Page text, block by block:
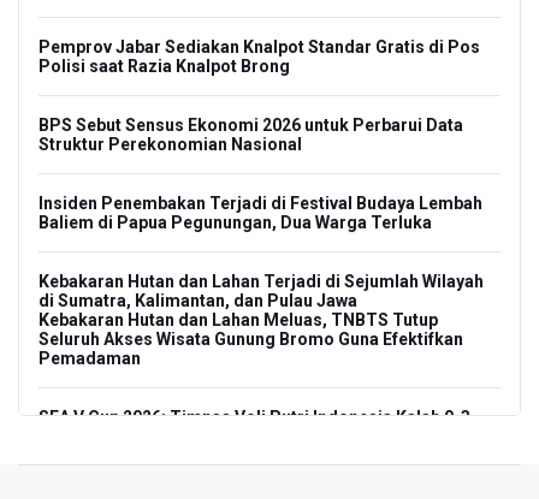
Pemprov Jabar Sediakan Knalpot Standar Gratis di Pos
Polisi saat Razia Knalpot Brong
BPS Sebut Sensus Ekonomi 2026 untuk Perbarui Data
Struktur Perekonomian Nasional
Insiden Penembakan Terjadi di Festival Budaya Lembah
Baliem di Papua Pegunungan, Dua Warga Terluka
Kebakaran Hutan dan Lahan Terjadi di Sejumlah Wilayah
di Sumatra, Kalimantan, dan Pulau Jawa
Kebakaran Hutan dan Lahan Meluas, TNBTS Tutup
Seluruh Akses Wisata Gunung Bromo Guna Efektifkan
Pemadaman
SEA V Cup 2026: Timnas Voli Putri Indonesia Kalah 0-3